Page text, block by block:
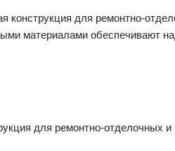
для ремонтно-
материалами обеспечивают
для ремонтно-отделочных